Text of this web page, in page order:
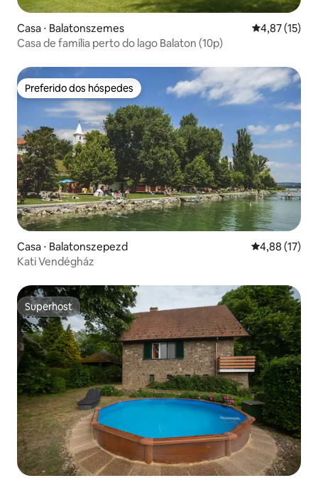
Casa ⋅ Balatonszemes 4,87 de uma
4,87 (15)
Casa de família perto do lago Balaton (10p)
Preferido dos hóspedes
Preferido dos hóspedes
Casa ⋅ Balatonszepezd 4,88 de uma
4,88 (17)
Kati Vendégház
Superhost
Superhost